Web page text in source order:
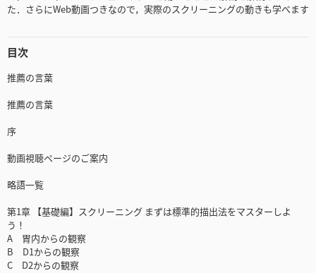
た．さらにWeb動画つきなので，実際のスクリーニングの動きも学べます
目次
推薦の言葉
推薦の言葉
序
動画視聴ページのご案内
略語一覧
第1章 【基礎編】スクリーニング まずは標準的描出法をマスターしよ
う！
A 胃内からの観察
B D1からの観察
C D2からの観察